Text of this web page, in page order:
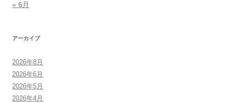
« 6月
アーカイブ
2026年8月
2026年6月
2026年5月
2026年4月